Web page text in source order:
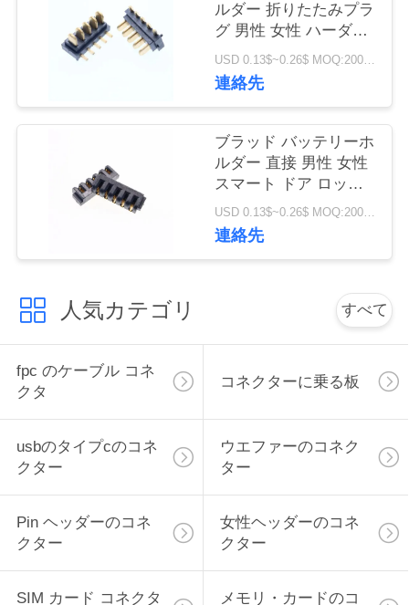
し
引
用
を
要
求
し
な
さ
ルダー 折りたたみプラ
グ 男性 女性 ハーダー
スマート ドア ロック
ラップトップ 充電端末
ミニ
USD 0.13$~0.26$ MOQ:2000PCS
連絡先
ブラッド バッテリーホ
ルダー 直接 男性 女性
スマート ドア ロック
ラップトップ 充電端末
ミニ
USD 0.13$~0.26$ MOQ:2000PCS
連絡先
人気カテゴリ すべて
fpc のケーブル コネ
クタ
コネクターに乗る板
usbのタイプcのコネ
クター
ウエファーのコネク
ター
Pin ヘッダーのコネ
クター
女性ヘッダーのコネ
クター
SIM カード コネクタ メモリ・カードのコ